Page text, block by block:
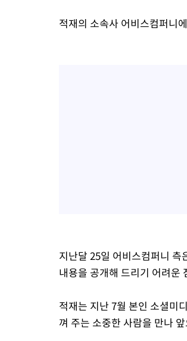
적재의 소속사 어비스컴퍼니
지난달 25일 어비스컴퍼니
내용을 공개해 드리기 어려운
적재는 지난 7월 본인 소셜미
껴 주는 소중한 사람을 만나